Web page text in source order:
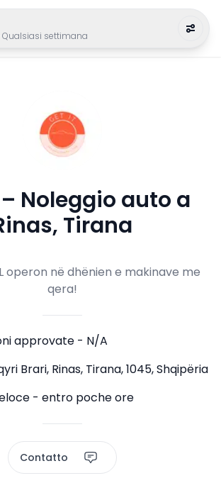
Qualsiasi settimana
– Noleggio auto a
Tirana
operon në dhënien e makinave me
qera!
approvate - N/A
Brari, Rinas, Tirana, 1045, Shqipëria
- entro poche ore
Contatto